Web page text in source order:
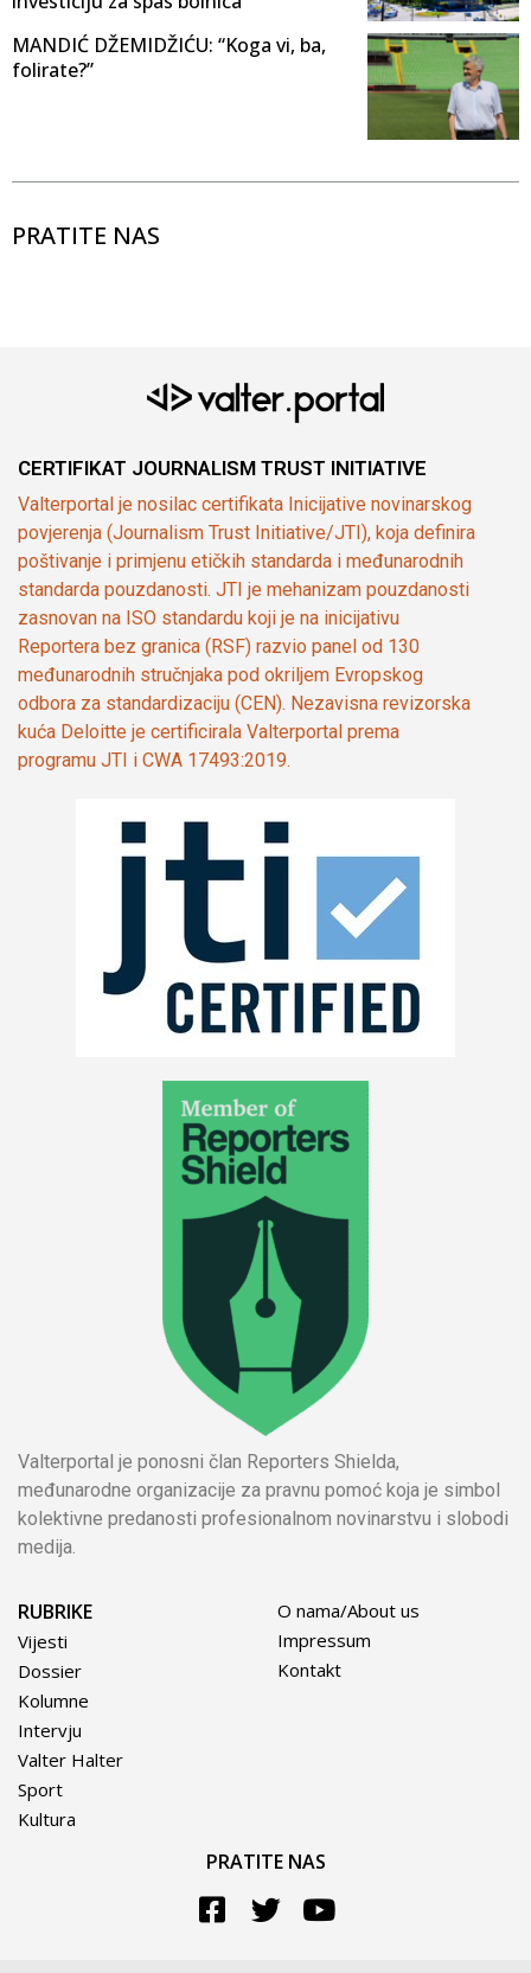
MANDIĆ DŽEMIDŽIĆU: “Koga vi, ba,
folirate?”
PRATITE NAS
CERTIFIKAT JOURNALISM TRUST INITIATIVE
Valterportal je nosilac certifikata Inicijative novinarskog
povjerenja (Journalism Trust Initiative/JTI), koja definira
poštivanje i primjenu etičkih standarda i međunarodnih
standarda pouzdanosti. JTI je mehanizam pouzdanosti
zasnovan na ISO standardu koji je na inicijativu
Reportera bez granica (RSF) razvio panel od 130
međunarodnih stručnjaka pod okriljem Evropskog
odbora za standardizaciju (CEN). Nezavisna revizorska
kuća Deloitte je certificirala Valterportal prema
programu JTI i CWA 17493:2019.
Valterportal je ponosni član Reporters Shielda,
međunarodne organizacije za pravnu pomoć koja je simbol
kolektivne predanosti profesionalnom novinarstvu i slobodi
medija.
RUBRIKE
Vijesti
Dossier
Kolumne
Intervju
Valter Halter
Sport
Kultura
O nama/About us
Impressum
Kontakt
PRATITE NAS